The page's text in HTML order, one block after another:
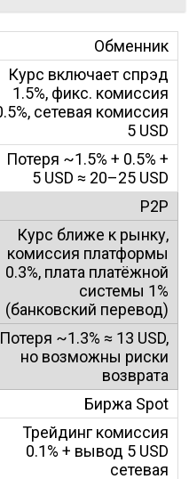
Обменник
Курс включает спрэд
1.5%, фикс. комиссия
сетевая комиссия
5 USD
Потеря ~1.5% + 0.5% +
5 USD ≈ 20–25 USD
P2P
Курс ближе к рынку,
комиссия платформы
0.3%, плата платёжной
системы 1%
(банковский перевод)
Потеря ~1.3% ≈ 13 USD,
но возможны риски
возврата
Биржа Spot
Трейдинг комиссия
0.1% + вывод 5 USD
сетевая